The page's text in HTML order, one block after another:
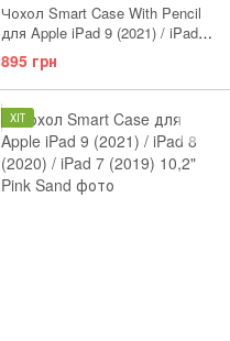
Чохол Smart Case With Pencil
для Apple iPad 9 (2021) / iPad 8
(2020) / iPad 7 (2019) 10,2" /
iPad Air 3 (2019) / iPad Pro 2
(2017) 10.5" Pine Green
895 грн
ХІТ